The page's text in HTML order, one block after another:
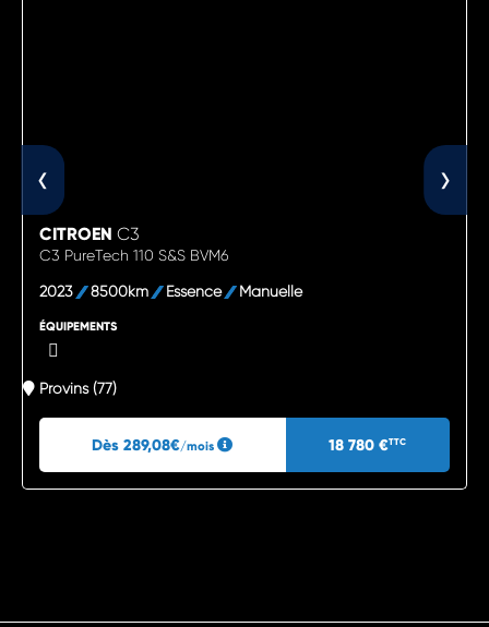
CITROEN C3
C3 PureTech 110 S&S BVM6
2023 8500km Essence Manuelle
ÉQUIPEMENTS
Provins (77)
Dès 289,08€/mois 18 780 €TTC
‹ ›